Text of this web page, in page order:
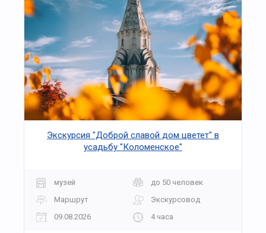
Экскурсия "Доброй славой дом цветет" в
усадьбу "Коломенское"
музей
до 50 человек
Маршрут
Экскурсовод
09.08.2026
4 часа